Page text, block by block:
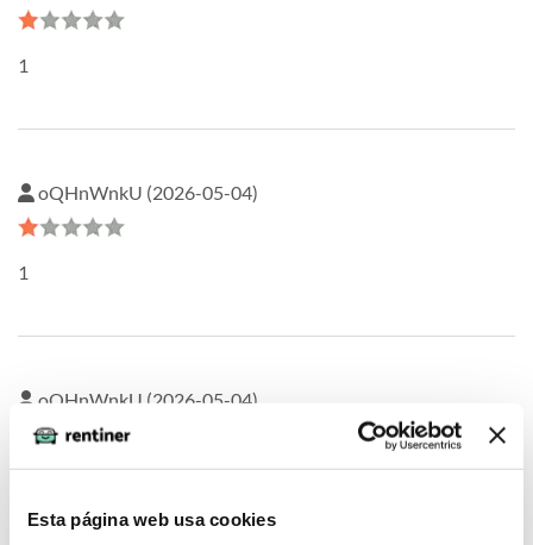
Esta página web usa cookies
1
oQHnWnkU (2026-05-04)
1
oQHnWnkU (2026-05-04)